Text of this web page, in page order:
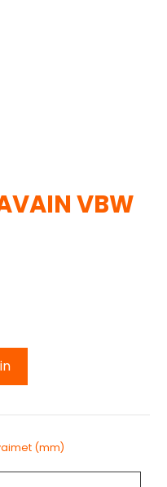
VBW
(mm)